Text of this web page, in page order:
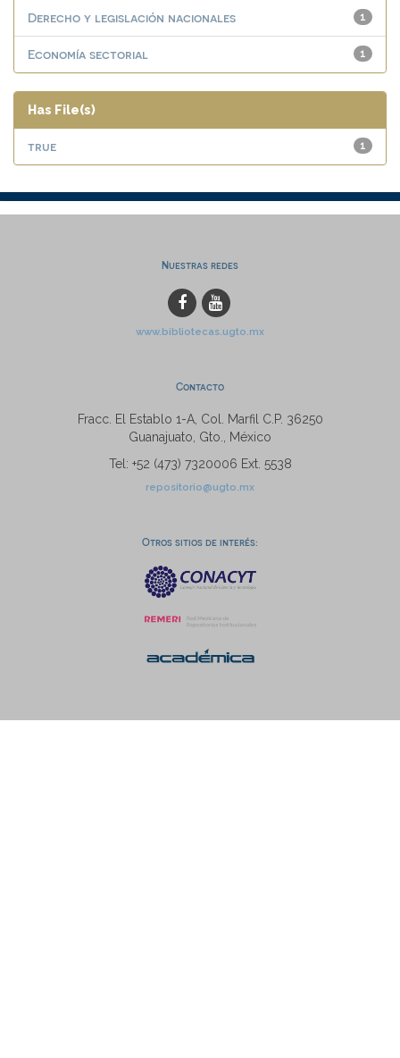
1
Derecho y legislación nacionales
1
Economía sectorial
Has File(s)
1
true
Nuestras redes
www.bibliotecas.ugto.mx
Contacto
Fracc. El Establo 1-A, Col. Marfil C.P. 36250
Guanajuato, Gto., México
Tel: +52 (473) 7320006 Ext. 5538
repositorio@ugto.mx
Otros sitios de interés: